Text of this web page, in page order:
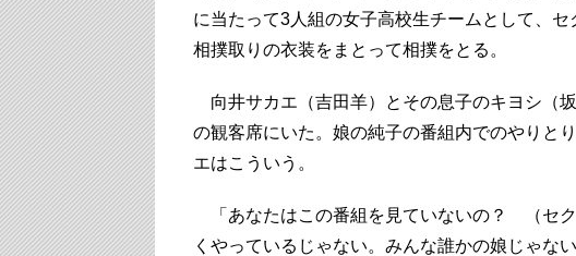
に当たって3人組の女子高校生チームとして、
相撲取りの衣装をまとって相撲をとる。
向井サカエ（吉田羊）とその息子のキヨシ（
の観客席にいた。娘の純子の番組内でのやりと
エはこういう。
「あなたはこの番組を見ていないの？ （セ
くやっているじゃない。みんな誰かの娘じゃない